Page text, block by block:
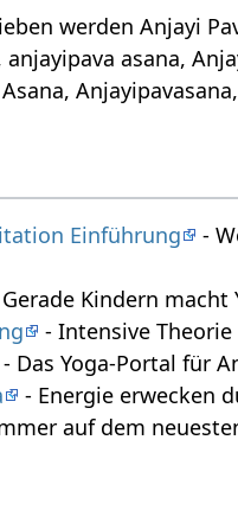
werden Anjayi
asana,
Einführung
-
Kindern macht
- Intensive
- Das Yoga-Portal für
- Energie erwecken
auf dem